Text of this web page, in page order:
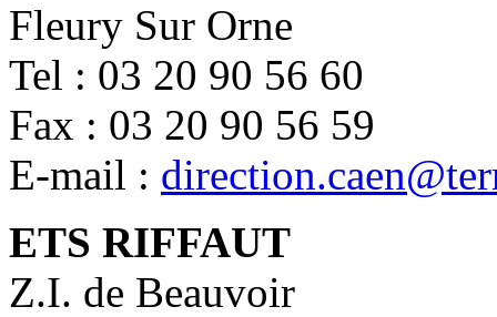
Fleury Sur Orne
Tel : 03 20 90 56 60
Fax : 03 20 90 56 59
E-mail :
ETS RIFFAUT
Z.I. de Beauvoir